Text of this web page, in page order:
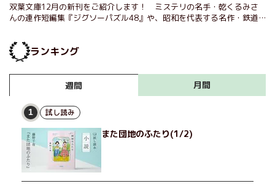
双葉文庫12月の新刊をご紹介します！ ミステリの名手・乾くるみさ
んの連作短編集『ジグソーパズル48』や、昭和を代表する名作・鉄道
りの1冊に出会えますように。
ランキング
週間 月間
1 試し読み
また団地のふたり(1/2)